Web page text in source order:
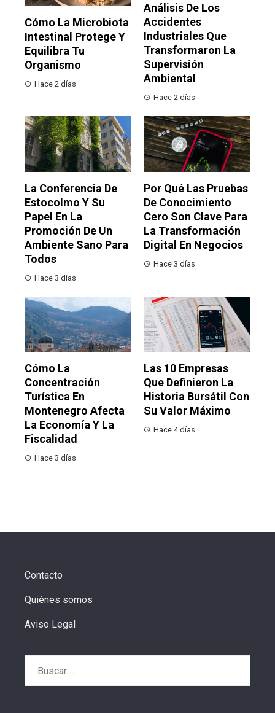
Cómo La Microbiota
Intestinal Protege Y
Equilibra Tu
Organismo
Hace 2 días
Análisis De Los
Accidentes
Industriales Que
Transformaron La
Supervisión
Ambiental
Hace 2 días
La Conferencia De
Estocolmo Y Su
Papel En La
Promoción De Un
Ambiente Sano Para
Todos
Hace 3 días
Por Qué Las Pruebas
De Conocimiento
Cero Son Clave Para
La Transformación
Digital En Negocios
Hace 3 días
Cómo La
Concentración
Turística En
Montenegro Afecta
La Economía Y La
Fiscalidad
Hace 3 días
Las 10 Empresas
Que Definieron La
Historia Bursátil Con
Su Valor Máximo
Hace 4 días
Contacto
Quiénes somos
Aviso Legal